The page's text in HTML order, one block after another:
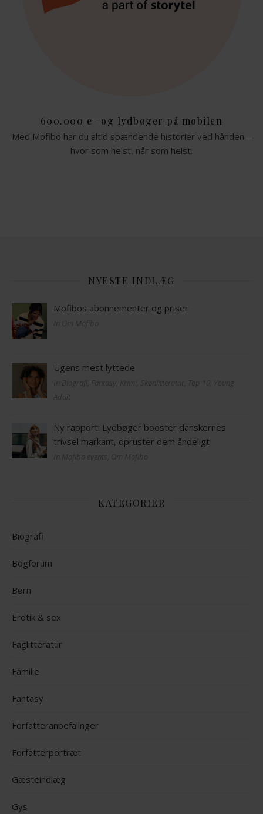
600.000 e- og lydbøger på mobilen
Med Mofibo har du altid spændende historier ved hånden –
hvor som helst, når som helst.
NYESTE INDLÆG
Mofibos abonnementer og priser
Ugens mest lyttede
Ny rapport: Lydbøger booster danskernes
trivsel markant, opruster dem åndeligt
KATEGORIER
Biografi
Bogforum
Børn
Erotik & sex
Faglitteratur
Familie
Fantasy
Forfatteranbefalinger
Forfatterportræt
Gæsteindlæg
Gys